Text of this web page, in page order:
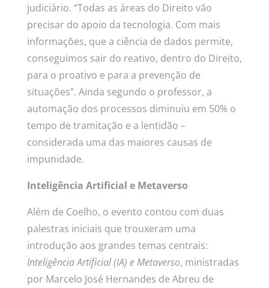
judiciário. “Todas as áreas do Direito vão
precisar do apoio da tecnologia. Com mais
informações, que a ciência de dados permite,
conseguimos sair do reativo, dentro do Direito,
para o proativo e para a prevenção de
situações”. Ainda segundo o professor, a
automação dos processos diminuiu em 50% o
tempo de tramitação e a lentidão –
considerada uma das maiores causas de
impunidade.
Inteligência Artificial e Metaverso
Além de Coelho, o evento contou com duas
palestras iniciais que trouxeram uma
introdução aos grandes temas centrais:
Inteligência Artificial (IA) e Metaverso, ministradas
por Marcelo José Hernandes de Abreu de